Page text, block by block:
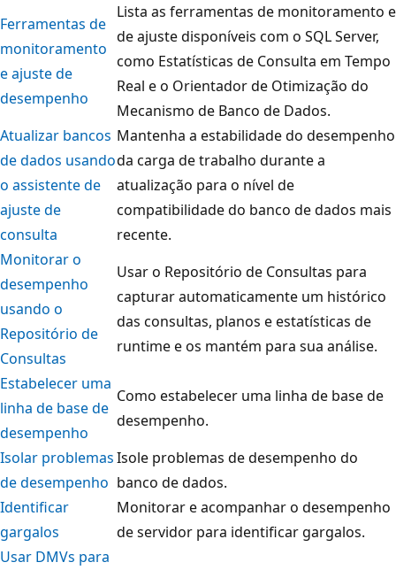
Ferramentas de
monitoramento
e ajuste de
desempenho
Lista as ferramentas de monitoramento e
de ajuste disponíveis com o SQL Server,
como Estatísticas de Consulta em Tempo
Real e o Orientador de Otimização do
Mecanismo de Banco de Dados.
Atualizar bancos
de dados usando
o assistente de
ajuste de
consulta
Mantenha a estabilidade do desempenho
da carga de trabalho durante a
atualização para o nível de
compatibilidade do banco de dados mais
recente.
Monitorar o
desempenho
usando o
Repositório de
Consultas
Usar o Repositório de Consultas para
capturar automaticamente um histórico
das consultas, planos e estatísticas de
runtime e os mantém para sua análise.
Estabelecer uma
linha de base de
desempenho
Como estabelecer uma linha de base de
desempenho.
Isolar problemas
de desempenho
Isole problemas de desempenho do
banco de dados.
Identificar
gargalos
Monitorar e acompanhar o desempenho
de servidor para identificar gargalos.
Usar DMVs para